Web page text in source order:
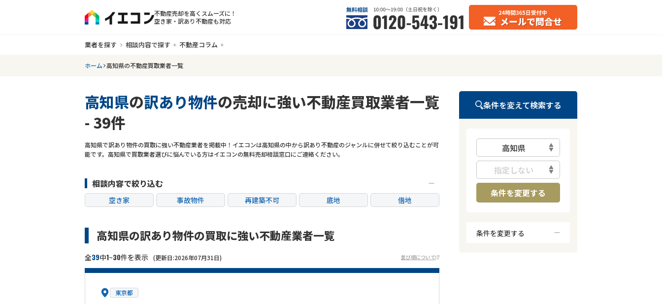
不動産売却を高くスムーズに！
空き家・訳あり不動産も対応
業者を探す 相談内容で探す 不動産コラム
ホーム 高知県の不動産買取業者一覧
高知県の訳あり物件の売却に強い不動産買取業者一覧
- 39件
高知県で訳あり物件の買取に強い不動産業者を掲載中！イエコンは高知県の中から訳あり不動産のジャンルに併せて絞り込むことが可
能です。高知県で買取業者選びに悩んでいる方はイエコンの無料売却相談窓口にご連絡ください。
相談内容で絞り込む
空き家 事故物件 再建築不可 底地
借地
高知県の訳あり物件の買取に強い不動産業者一覧
全39中1~30件を表示 (更新日:2026年07月31日) 並び順について
東京都
条件を変えて検索する
高知県
指定しない
条件を変更する
条件を変更する